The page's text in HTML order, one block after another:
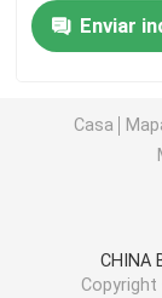
Saco no
Bolsas
Malotes do
Bolsas de
Enviar
Casa
CHINA
Copyright